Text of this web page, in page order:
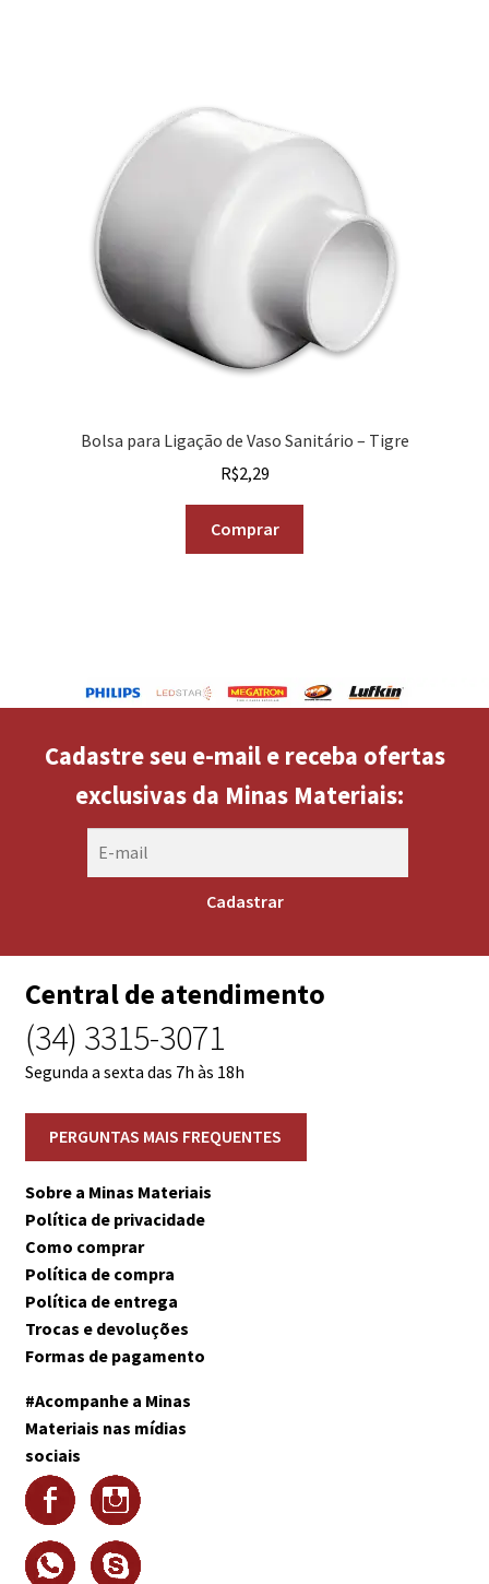
Bolsa para Ligação de Vaso Sanitário – Tigre
R$2,29
Comprar
Cadastre seu e-mail e receba ofertas
exclusivas da Minas Materiais:
Central de atendimento
(34) 3315-3071
Segunda a sexta das 7h às 18h
Sobre a Minas Materiais
Política de privacidade
Como comprar
Política de compra
Política de entrega
Trocas e devoluções
Formas de pagamento
#Acompanhe a Minas
Materiais nas mídias
sociais